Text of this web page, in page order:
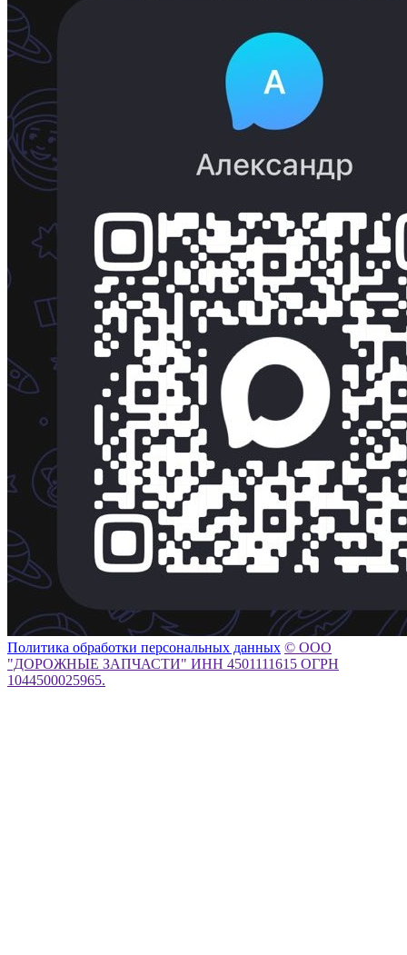
Политика обработки персональных данных © ООО
"ДОРОЖНЫЕ ЗАПЧАСТИ" ИНН 4501111615 ОГРН
1044500025965.